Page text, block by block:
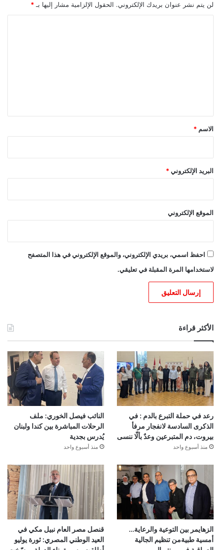
لن يتم نشر عنوان بريدك الإلكتروني. الحقول الإلزامية مشار إليها بـ *
*
الاسم *
البريد الإلكتروني *
الموقع الإلكتروني
احفظ اسمي، بريدي الإلكتروني، والموقع الإلكتروني في هذا المتصفح
لاستخدامها المرة المقبلة في تعليقي.
الأكثر قراءة
رعد في حملة التبرع بالدم : في
الذكرى السادسة لانفجار مرفأ
بيروت، دم المتبرعين وعدٌ بألّا ننسى
منذ أسبوع واحد
النائب فيصل الخوري: ملف
الرحلات المباشرة بين كندا ولبنان
يُدرس بجدية
منذ أسبوع واحد
الزهايمر بين التوعية والرعاية…
أمسية طبيةمن تنظيم الجالية
قنصل مصر العام نبيل مكي في
العيد الوطني المصري: ثورة يوليو